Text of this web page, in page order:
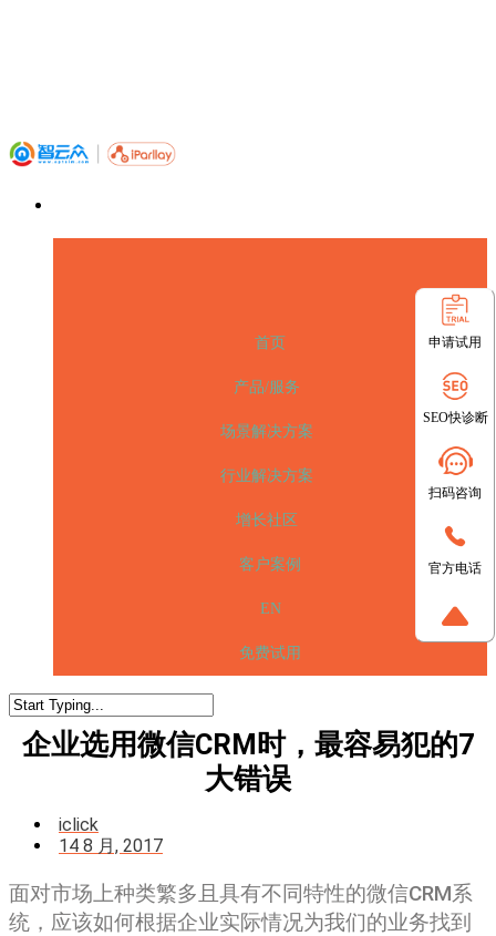
首页
产品/服务
场景解决方案
行业解决方案
增长社区
客户案例
EN
免费试用
企业选用微信CRM时，最容易犯的7
大错误
iclick
14 8 月, 2017
面对市场上种类繁多且具有不同特性的微信CRM系
统，应该如何根据企业实际情况为我们的业务找到
申请试用
SEO快诊断
扫码咨询
官方电话